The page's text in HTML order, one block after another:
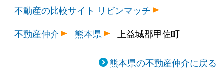
不動産の比較サイト リビンマッチ
不動産仲介
熊本県 上益城郡甲佐町
熊本県の不動産仲介に戻る